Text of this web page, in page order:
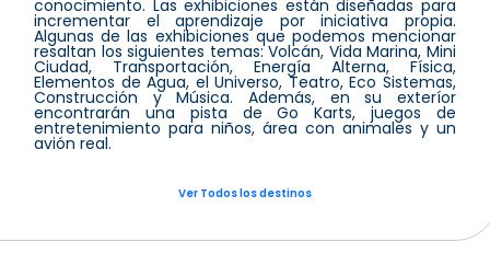
conocimiento. Las exhibiciones están diseñadas para
incrementar el aprendizaje por iniciativa propia.
Algunas de las exhibiciones que podemos mencionar
resaltan los siguientes temas: Volcán, Vida Marina, Mini
Ciudad, Transportación, Energía Alterna, Física,
Elementos de Agua, el Universo, Teatro, Eco Sistemas,
Construcción y Música. Además, en su exteríor
encontrarán una pista de Go Karts, juegos de
entretenimiento para niños, área con animales y un
avión real.
Ver Todos los destinos